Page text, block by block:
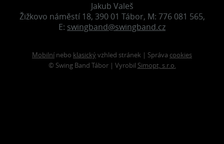
Jakub Valeš
Žižkovo náměstí 18, 390 01 Tábor, M: 776 081 565,
E: swingband@swingband.cz
Mobilní nebo klasickývzhled stránek | Správa cookies
© Swing Band Tábor | Vyrobil Simopt, s.r.o.